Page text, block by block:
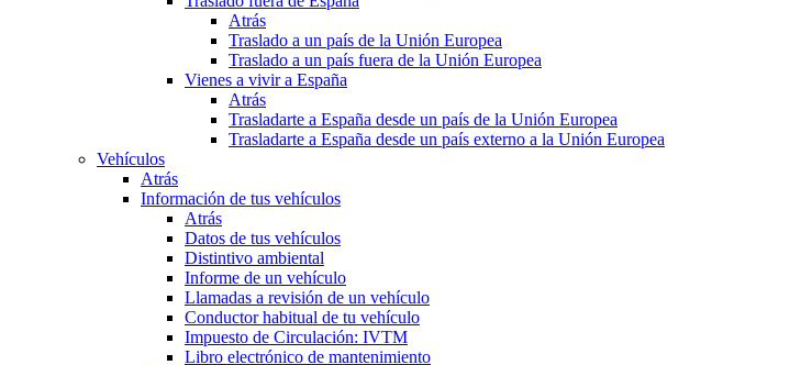
Atrás
Traslado a un país de la Unión Europea
Traslado a un país fuera de la Unión Europea
Vienes a vivir a España
Atrás
Trasladarte a España desde un país de la Unión Europea
Trasladarte a España desde un país externo a la Unión Europea
Vehículos
Atrás
Información de tus vehículos
Atrás
Datos de tus vehículos
Distintivo ambiental
Informe de un vehículo
Llamadas a revisión de un vehículo
Conductor habitual de tu vehículo
Impuesto de Circulación: IVTM
Libro electrónico de mantenimiento